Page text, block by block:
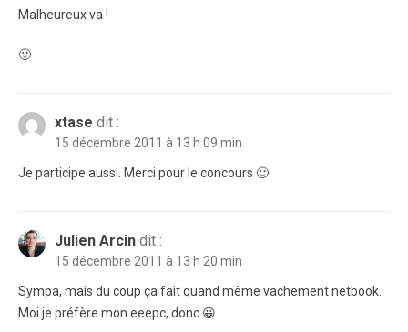
Malheureux va !
🙂
xtase dit :
15 décembre 2011 à 13 h 09 min
Je participe aussi. Merci pour le concours 🙂
Julien Arcin dit :
15 décembre 2011 à 13 h 20 min
Sympa, mais du coup ça fait quand même vachement netbook.
Moi je préfère mon eeepc, donc 😀